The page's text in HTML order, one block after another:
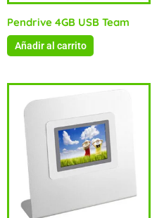
Pendrive 4GB USB Team
Añadir al carrito